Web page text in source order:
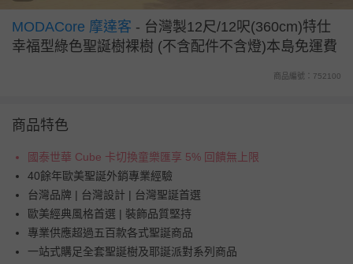
MODACore 摩達客 - 台灣製12尺/12呎(360cm)特仕
幸福型綠色聖誕樹裸樹 (不含配件不含燈)本島免運費
商品編號：752100
商品特色
國泰世華 Cube 卡切換童樂匯享 5% 回饋無上限
40餘年歐美聖誕外銷專業經驗
台灣品牌 | 台灣設計 | 台灣聖誕首選
歐美經典風格首選 | 裝飾品質堅持
專業供應超過五百款各式聖誕商品
一站式購足全套聖誕樹及耶誕派對系列商品